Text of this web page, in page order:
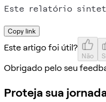
Copy link
Este artigo foi útil?
Não
Obrigado pelo seu
Proteja sua